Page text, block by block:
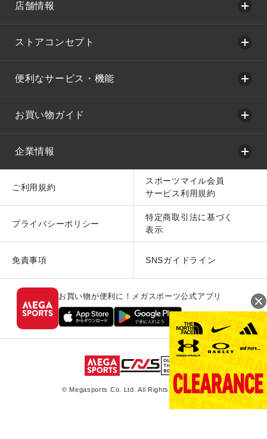
店舗情報
ストアコンセプト
便利なサービス・機能
お買い物ガイド
企業情報
ご利用規約
スポーツマイル会員
サービス利用規約
プライバシーポリシー
特定商取引法に基づく
表示
免責事項 SNSガイドライン
お買い物が便利に！メガスポーツ公式アプリ
© Megasports Co. Ltd. All Rights Reserved.